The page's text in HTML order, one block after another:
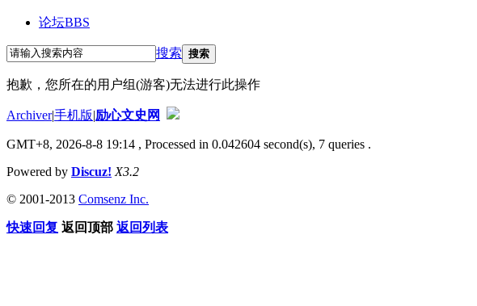
论坛BBS
搜索 搜索
抱歉，您所在的用户组(游客)无法进行此操作
Archiver|手机版|励心文史网
GMT+8, 2026-8-8 19:14 , Processed in 0.042604 second(s), 7 queries .
Powered by Discuz! X3.2
© 2001-2013 Comsenz Inc.
快速回复 返回顶部 返回列表